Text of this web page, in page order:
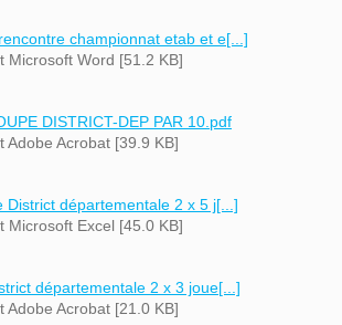
championnat etab et e[...]
Microsoft Word [51.2 KB]
DISTRICT-DEP PAR 10.pdf
Adobe Acrobat [39.9 KB]
District départementale 2 x 5 j[...]
Microsoft Excel [45.0 KB]
départementale 2 x 3 joue[...]
Adobe Acrobat [21.0 KB]